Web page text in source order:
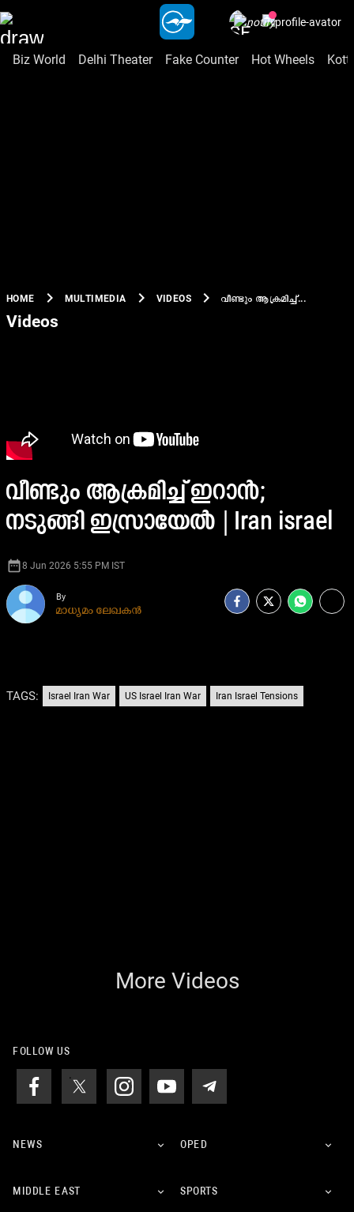
Biz World Delhi Theater Fake Counter Hot Wheels
HOME chevron_right MULTIMEDIA chevron_right VIDEOS chevron_right വീണ്ടും ആക്രമിച്ച്...
Videos
വീണ്ടും ആക്രമിച്ച് ഇറാൻ;
നടുങ്ങി ഇസ്രായേൽ | Iran israel
date_range8 Jun 2026 5:55 PM IST
By
മാധ്യമം ലേഖകൻ
TAGS: Israel Iran War US Israel Iran War Iran Israel Tensions
More Videos
FOLLOW US
NEWS OPED
MIDDLE EAST SPORTS